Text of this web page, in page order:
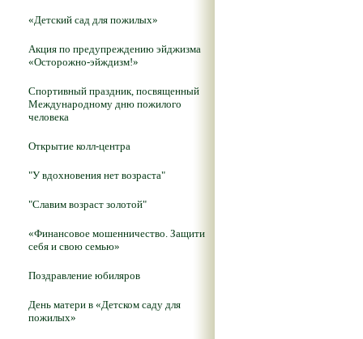
«Детский сад для пожилых»
Акция по предупреждению эйджизма
«Осторожно-эйждизм!»
Спортивный праздник, посвященный
Международному дню пожилого
человека
Открытие колл-центра
"У вдохновения нет возраста"
"Славим возраст золотой"
«Финансовое мошенничество. Защити
себя и свою семью»
Поздравление юбиляров
День матери в «Детском саду для
пожилых»